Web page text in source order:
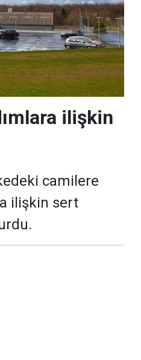
ilişkin
camilere
ilişkin sert